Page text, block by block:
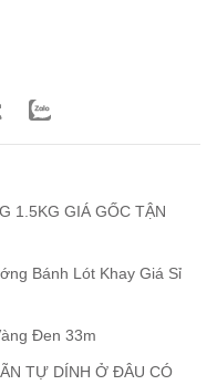
1.5KG GIÁ GỐC TẬN
Bánh Lót Khay Giá Sỉ
Đen 33m
TỰ DÍNH Ở ĐÂU CÓ